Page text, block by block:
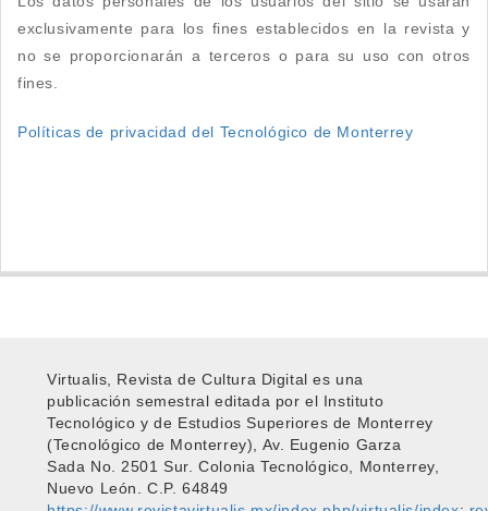
exclusivamente para los fines establecidos en la revista y
no se proporcionarán a terceros o para su uso con otros
fines.
Políticas de privacidad del Tecnológico de Monterrey
Virtualis, Revista de Cultura Digital es una
publicación semestral editada por el Instituto
Tecnológico y de Estudios Superiores de Monterrey
(Tecnológico de Monterrey), Av. Eugenio Garza
Sada No. 2501 Sur. Colonia Tecnológico, Monterrey,
Nuevo León. C.P. 64849